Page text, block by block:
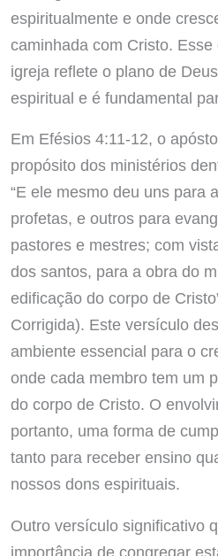
espiritualmente e onde
caminhada com Cristo.
igreja reflete o plano de
espiritual e é fundamental
Em Efésios 4:11-12, o
propósito dos ministérios
“E ele mesmo deu uns para
profetas, e outros para
pastores e mestres; com
dos santos, para a obra do
edificação do corpo de
Corrigida). Este versículo
ambiente essencial para o
onde cada membro tem um
do corpo de Cristo. O
portanto, uma forma de
tanto para receber ensino
nossos dons espirituais.
Outro versículo significativo
importância de congregar